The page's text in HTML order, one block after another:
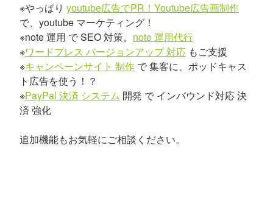
※やっぱり youtube広告でPR！Youtube広告画制作
で、youtube マーケティング！
※note 運用 で SEO 対策。 note 運用代行
※ワードプレス バージョンアップ 対応 もご支援
※キャンペーンサイト 制作 で 集客に、ポッドキャス
ト広告を使う！？
※PayPal 決済 システム 開発 で インバウンド対応 決
済 強化
追加機能もお気軽にご相談ください。